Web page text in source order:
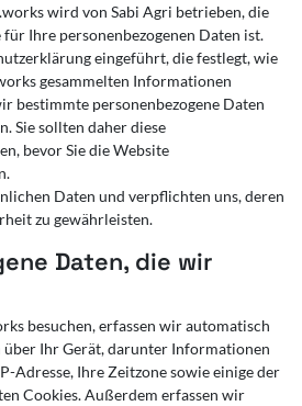
wird von Sabi Agri betrieben, die
Ihre personenbezogenen Daten ist.
eingeführt, die festlegt, wie
gesammelten Informationen
bestimmte personenbezogene Daten
Sie sollten daher diese
bevor Sie die Website
Daten und verpflichten uns, deren
zu gewährleisten.
Daten, die wir
besuchen, erfassen wir automatisch
Ihr Gerät, darunter Informationen
Adresse, Ihre Zeitzone sowie einige der
Cookies. Außerdem erfassen wir